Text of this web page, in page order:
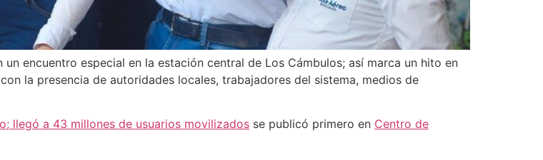
encuentro especial en la estación central de Los Cámbulos; así marca un hito en
la presencia de autoridades locales, trabajadores del sistema, medios de
llegó a 43 millones de usuarios movilizados se publicó primero en Centro de